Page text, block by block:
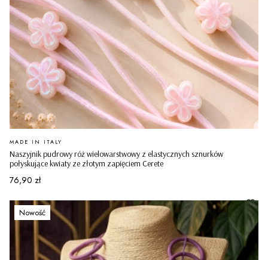
Naszyjnik pudrowy róż wielowarstwowy z elastycznych sznurków
połyskujące kwiaty ze złotym zapięciem Cerete
PRODUCENT
MADE IN ITALY
Cena
76,90 zł
Nowość